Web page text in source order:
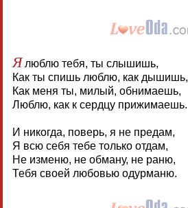
Ялюблю тебя, ты слышишь,
Как ты спишь люблю, как дышишь,
Как меня ты, милый, обнимаешь,
Люблю, как к сердцу прижимаешь.
И никогда, поверь, я не предам,
Я всю себя тебе только отдам,
Не изменю, не обману, не раню,
Тебя своей любовью одурманю.